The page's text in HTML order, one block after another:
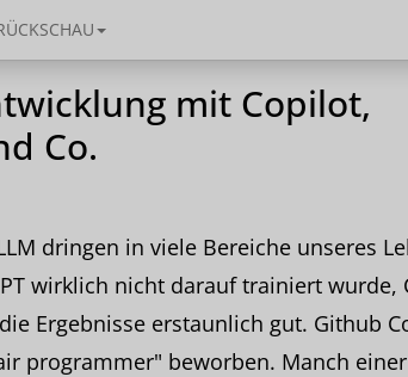
mit Copilot,
Co.
dringen in viele Bereiche unseres
wirklich nicht darauf trainiert wurde,
Ergebnisse erstaunlich gut. Github
programmer" beworben. Manch einer